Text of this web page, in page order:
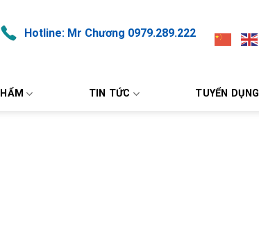
Hotline: Mr Chương 0979.289.222
TIN TỨC TUYỂN DỤNG